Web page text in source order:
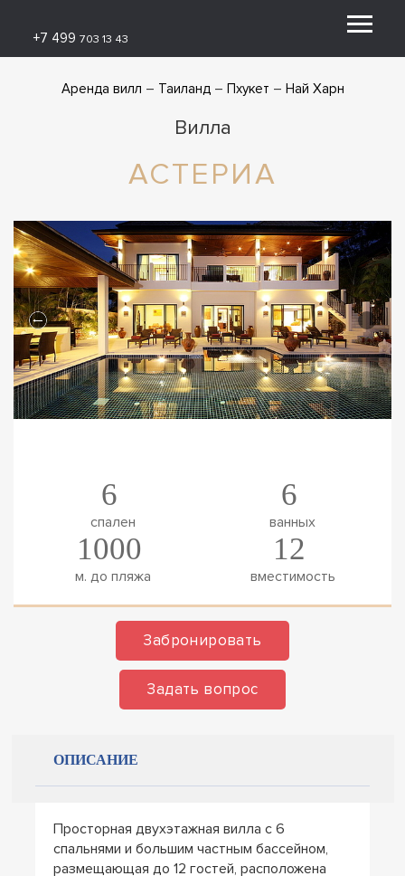
+7 499 703 13 43
Аренда вилл Таиланд Пхукет Най Харн
Вилла
АСТЕРИА
6
спален
6
ванных
1000
м. до пляжа
12
вместимость
Забронировать
Задать вопрос
ОПИСАНИЕ
Просторная двухэтажная вилла с 6
спальнями и большим частным бассейном,
размещающая до 12 гостей, расположена